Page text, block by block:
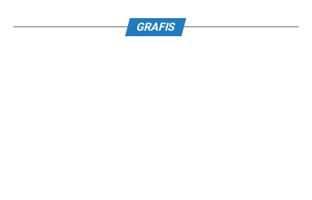
GRAFIS